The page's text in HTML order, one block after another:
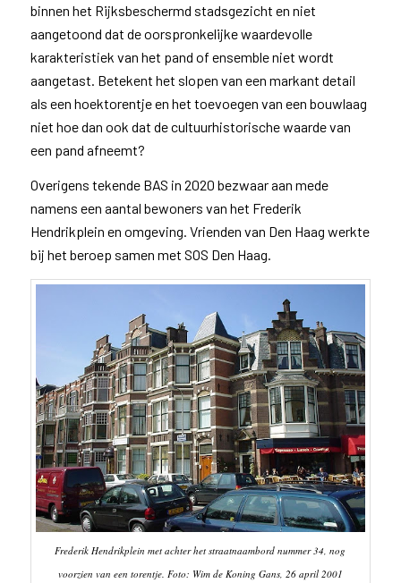
binnen het Rijksbeschermd stadsgezicht en niet
aangetoond dat de oorspronkelijke waardevolle
karakteristiek van het pand of ensemble niet wordt
aangetast. Betekent het slopen van een markant detail
als een hoektorentje en het toevoegen van een bouwlaag
niet hoe dan ook dat de cultuurhistorische waarde van
een pand afneemt?
Overigens tekende BAS in 2020 bezwaar aan mede
namens een aantal bewoners van het Frederik
Hendrikplein en omgeving. Vrienden van Den Haag werkte
bij het beroep samen met SOS Den Haag.
Frederik Hendrikplein met achter het straatnaambord nummer 34, nog
voorzien van een torentje. Foto: Wim de Koning Gans, 26 april 2001